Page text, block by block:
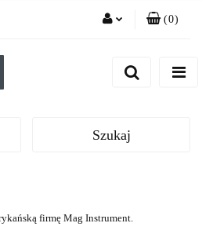
(0)
Szukaj
firmę Mag Instrument.